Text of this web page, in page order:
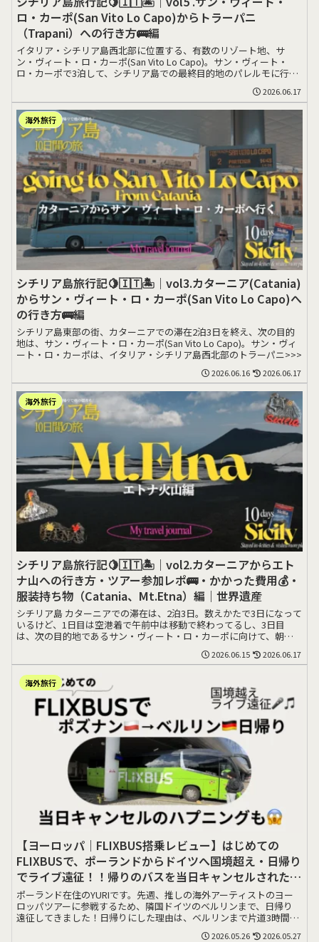
ロ・カーポ(San Vito Lo Capo)からトラーパニ
（Trapani）への行き方🚌編
イタリア・シチリア島西北部に位置する、有数のリゾート地、サ
ン・ヴィート・ロ・カーポ(San Vito Lo Capo)。サン・ヴィート・
ロ・カーポで3泊して、シチリア島での最終目的地のパレルモに行く
2026.06.17
海外旅行
シチリア島旅行記🍋🇮🇹🏝️｜vol3.カターニア(Catania)
からサン・ヴィート・ロ・カーポ(San Vito Lo Capo)へ
の行き方🚌編
シチリア島東部の街、カターニアでの滞在2泊3日を終え、次の目的
地は、サン・ヴィート・ロ・カーポ(San Vito Lo Capo)。サン・ヴィ
ート・ロ・カーポは、イタリア・シチリア島西北部のトラーパニ>>>
2026.06.16 2026.06.17
海外旅行
シチリア島旅行記🍋🇮🇹🏝️｜vol2.カターニアからエト
ナ山への行き方・ツアー参加レポ🚌・かかった費用💰・
服装持ち物（Catania、Mt.Etna）編｜世界遺産
シチリア島 カターニアでの滞在は、2泊3日。数えかたで3日になって
いるけど、1日目は空港着で午前中は移動で終わってるし、3日目
は、次の目的地であるサン・ヴィート・ロ・カーポに向けて、朝早
2026.06.15 2026.06.17
海外旅行
【ヨーロッパ｜FLIXBUS搭乗レビュー】はじめての
FLIXBUSで、ポーランドからドイツへ国境超え・日帰り
でライブ遠征！！帰りのバスを当日キャンセルされた
話。
ポーランド在住のYURIです。先週、推しの海外アーティストのヨー
ロッパツアーに参戦するため、隣国ドイツのベルリンまで、日帰り
遠征してきました！日帰りにした理由は、ベルリンまで片道3時間で
2026.05.26 2026.05.27